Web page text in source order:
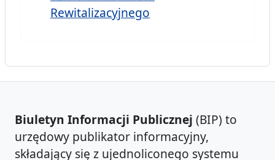
Rewitalizacyjnego
Biuletyn Informacji Publicznej (BIP) to
urzędowy publikator informacyjny,
składający się z ujednoliconego systemu